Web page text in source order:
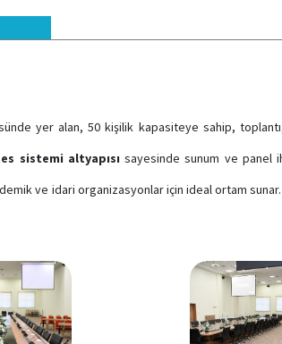
yer alan, 50 kişilik kapasiteye sahip,
sistemi altyapısı sayesinde sunum ve panel
ve idari organizasyonlar için ideal ortam